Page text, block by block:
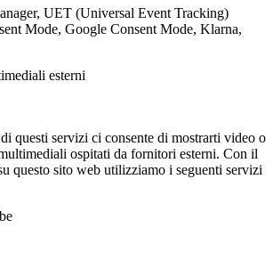
UET (Universal Event Tracking)
Mode, Google Consent Mode, Klarna,
esterni
questi servizi ci consente di mostrarti video o
ospitati da fornitori esterni. Con il
questo sito web utilizziamo i seguenti servizi